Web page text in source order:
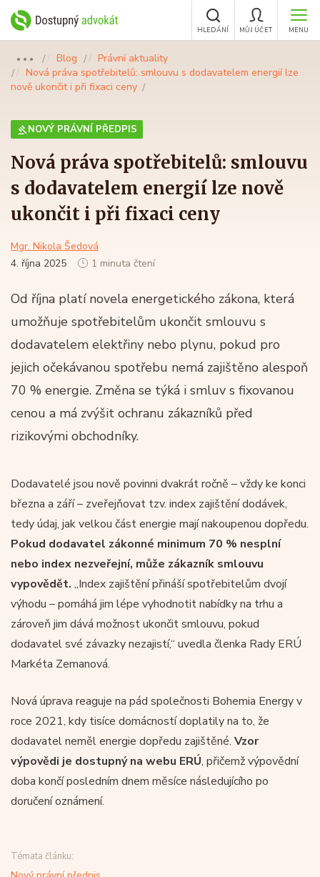
MENU
MŮJ ÚČET
HLEDÁNÍ
●●● Blog
Právní aktuality
Nová práva spotřebitelů: smlouvu s dodavatelem energií lze
nově ukončit i při fixaci ceny
NOVÝ PRÁVNÍ PŘEDPIS
Nová práva spotřebitelů: smlouvu
s dodavatelem energií lze nově
ukončit i při fixaci ceny
Mgr. Nikola Šedová
4. října 2025
1 minuta čtení
Od října platí novela energetického zákona, která
umožňuje spotřebitelům ukončit smlouvu s
dodavatelem elektřiny nebo plynu, pokud pro
jejich očekávanou spotřebu nemá zajištěno alespoň
70 % energie. Změna se týká i smluv s fixovanou
cenou a má zvýšit ochranu zákazníků před
rizikovými obchodníky.
Dodavatelé jsou nově povinni dvakrát ročně – vždy ke konci
března a září – zveřejňovat tzv. index zajištění dodávek,
tedy údaj, jak velkou část energie mají nakoupenou dopředu.
Pokud dodavatel zákonné minimum 70 % nesplní
nebo index nezveřejní, může zákazník smlouvu
vypovědět. „Index zajištění přináší spotřebitelům dvojí
výhodu – pomáhá jim lépe vyhodnotit nabídky na trhu a
zároveň jim dává možnost ukončit smlouvu, pokud
dodavatel své závazky nezajistí,“ uvedla členka Rady ERÚ
Markéta Zemanová.
Nová úprava reaguje na pád společnosti Bohemia Energy v
roce 2021, kdy tisíce domácností doplatily na to, že
dodavatel neměl energie dopředu zajištěné. Vzor
výpovědi je dostupný na webu ERÚ, přičemž výpovědní
doba končí posledním dnem měsíce následujícího po
doručení oznámení.
Témata článku: